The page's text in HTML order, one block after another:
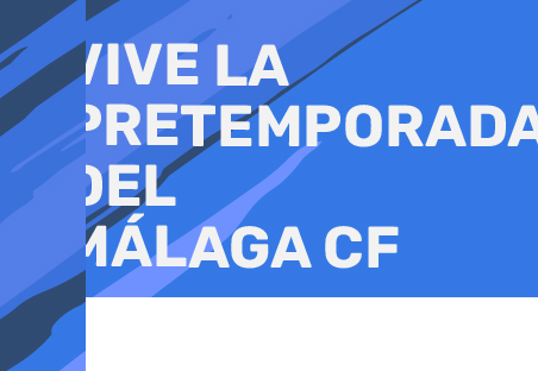
al
contenido